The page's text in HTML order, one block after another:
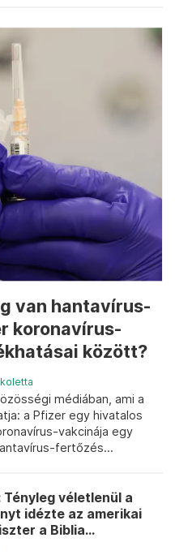
van hantavírus-
koronavírus-
között?
médiában, ami a
a Pfizer egy hivatalos
vakcinája egy
fertőzés...
véletlenül a
idézte az amerikai
a Biblia...